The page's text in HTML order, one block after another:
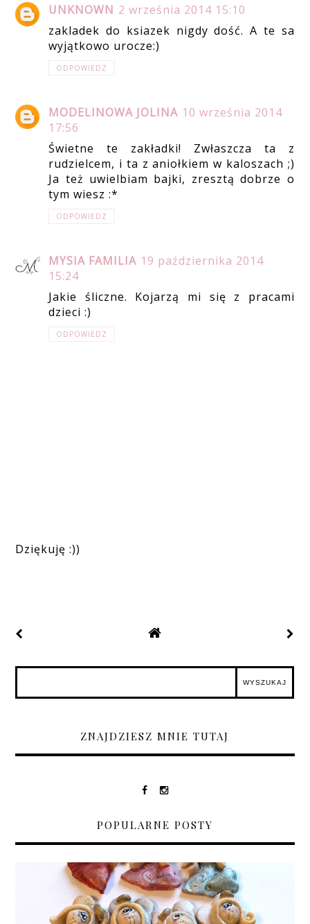
UNKNOWN 2 września 2014 15:10
zakladek do ksiazek nigdy dość. A te sa
wyjątkowo urocze:)
ODPOWIEDZ
MODELINOWA JOLINA 10 września 2014
17:56
Świetne te zakładki! Zwłaszcza ta z
rudzielcem, i ta z aniołkiem w kaloszach ;)
Ja też uwielbiam bajki, zresztą dobrze o
tym wiesz :*
ODPOWIEDZ
MYSIA FAMILIA 19 października 2014
15:24
Jakie śliczne. Kojarzą mi się z pracami
dzieci :)
ODPOWIEDZ
Dziękuję :))
ZNAJDZIESZ MNIE TUTAJ
POPULARNE POSTY